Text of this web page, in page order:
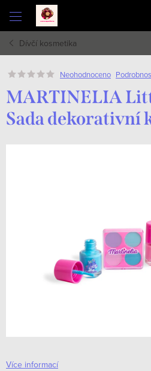
obsah
Dívčí kosmetika
Neohodnoceno
MARTINELIA
Sada dekorativní
Více informací